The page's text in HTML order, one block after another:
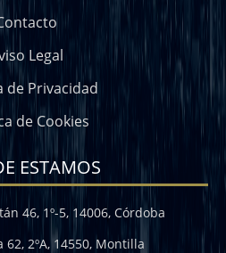
Legal
de Privacidad
de Cookies
ESTAMOS
46, 1º-5, 14006, Córdoba
2ºA, 14550, Montilla